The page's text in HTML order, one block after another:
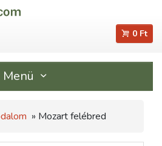
0 Ft
Menü
» Mozart felébred